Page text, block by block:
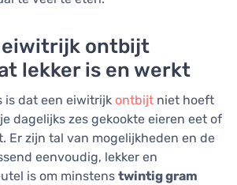
eiwitrijk ontbijt
lekker is en werkt
is dat een eiwitrijk ontbijt niet hoeft
dagelijks zes gekookte eieren eet of
Er zijn tal van mogelijkheden en de
eenvoudig, lekker en
is om minstens twintig gram